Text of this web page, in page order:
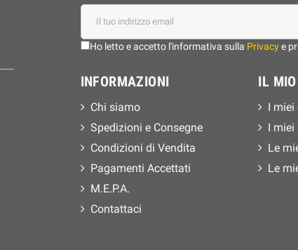
Ho letto e accetto l'informativa sulla Privacye
INFORMAZIONI
Chi siamo
Spedizioni e Consegne
Condizioni di Vendita
Pagamenti Accettati
M.E.P.A.
Contattaci
IL
I miei
I miei
Le
Le